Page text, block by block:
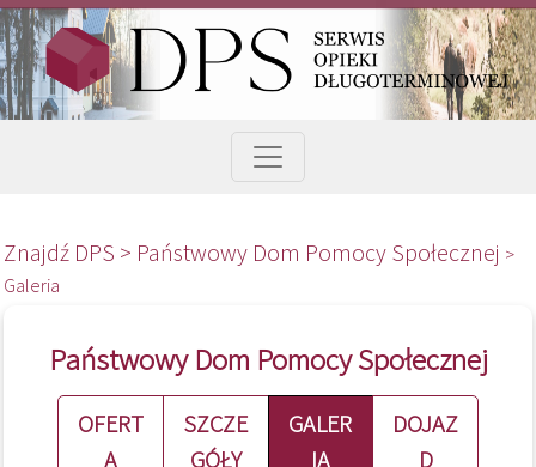
Znajdź DPS > Państwowy Dom Pomocy Społecznej >
Galeria
Państwowy Dom Pomocy Społecznej
OFERT
A
SZCZE
GÓŁY
GALER
IA
DOJAZ
D